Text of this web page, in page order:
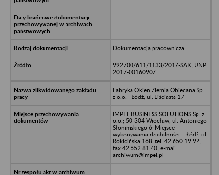
Dokumentacja pracownicza
992700/611/1133/2017-SAK; UNP:
2017-00160907
Fabryka Okien Ziemia Obiecana Sp.
z o.o. - Łódź, ul. Liściasta 17
IMPEL BUSINESS SOLUTIONS Sp. z
o.o.; 50-304 Wrocław, ul. Antoniego
Słonimskiego 6; Miejsce
wykonywania działalności – Łódź, ul.
Rokicińska 168; tel. 42 650 19 92;
fax 42 652 81 40; e-mail
archiwum@impel.pl